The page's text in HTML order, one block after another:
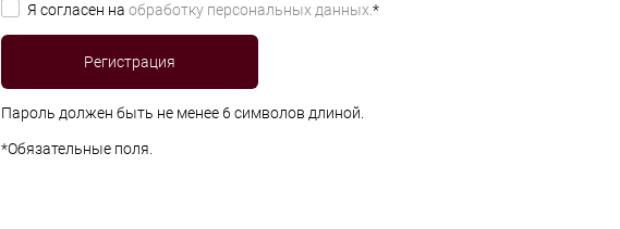
Я согласен на обработку персональных данных.*
Пароль должен быть не менее 6 символов длиной.
*Обязательные поля.